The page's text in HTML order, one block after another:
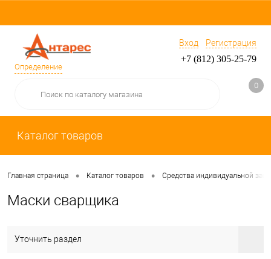
Определение
Вход Регистрация
+7 (812) 305-25-79
0
Каталог товаров
Главная страница • Каталог товаров • Средства индивидуальной
Маски сварщика
Уточнить раздел